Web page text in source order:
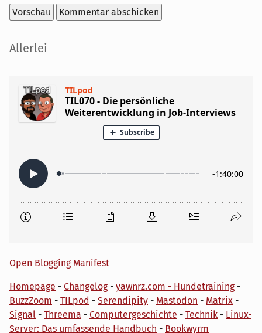
Seitenleiste
Allerlei
Open Blogging Manifest
Homepage - Changelog- yawnrz.com - Hundetraining-
BuzzZoom - TILpod - Serendipity - Mastodon - Matrix -
Signal - Threema - Computergeschichte - Technik - Linux-
Server: Das umfassende Handbuch - Bookwyrm